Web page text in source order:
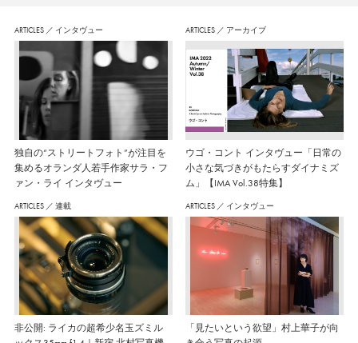
ARTICLES ／ インタヴュー
独自の“ストリートフォト”が注目を
集めるオランダ人若手作家サラ・フ
ァン・ライ インタヴュー
ARTICLES ／ アーカイブ
ウゴ・コント インタヴュー「日常の
小さな気づきがもたらすダイナミズ
ム」【IMA Vol.38特集】
ARTICLES ／ 連載
非公開: ライカの超希少名玉ズミル
ARTICLES ／ インタヴュー
「見たいという欲望」村上華子が向